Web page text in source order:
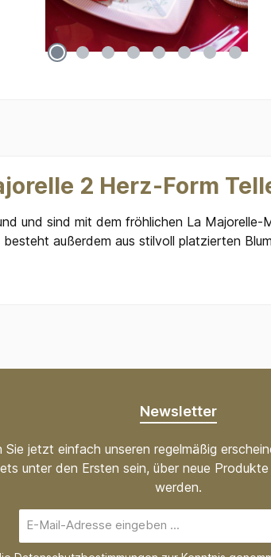
2 Herz-Form
und sind mit dem fröhlichen La
außerdem aus stilvoll platzierten
Newsletter
Sie jetzt einfach unseren regelmäßig
unter den Ersten sein, über neue
werden.
Mail-
Adresse*